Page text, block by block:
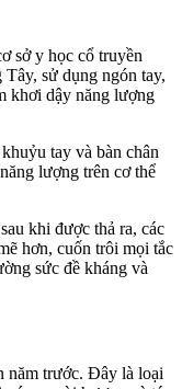
sở y học cổ truyền
sử dụng ngón tay,
khơi dậy năng lượng
tay và bàn chân
lượng trên cơ thể
khi được thả ra, các
hơn, cuốn trôi mọi tắc
sức đề kháng và
năm trước. Đây là loại